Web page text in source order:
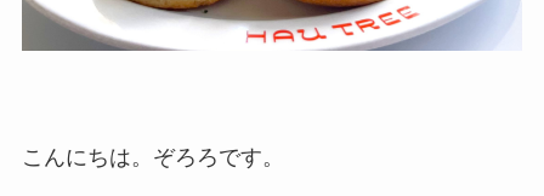
こんにちは。ぞろろです。